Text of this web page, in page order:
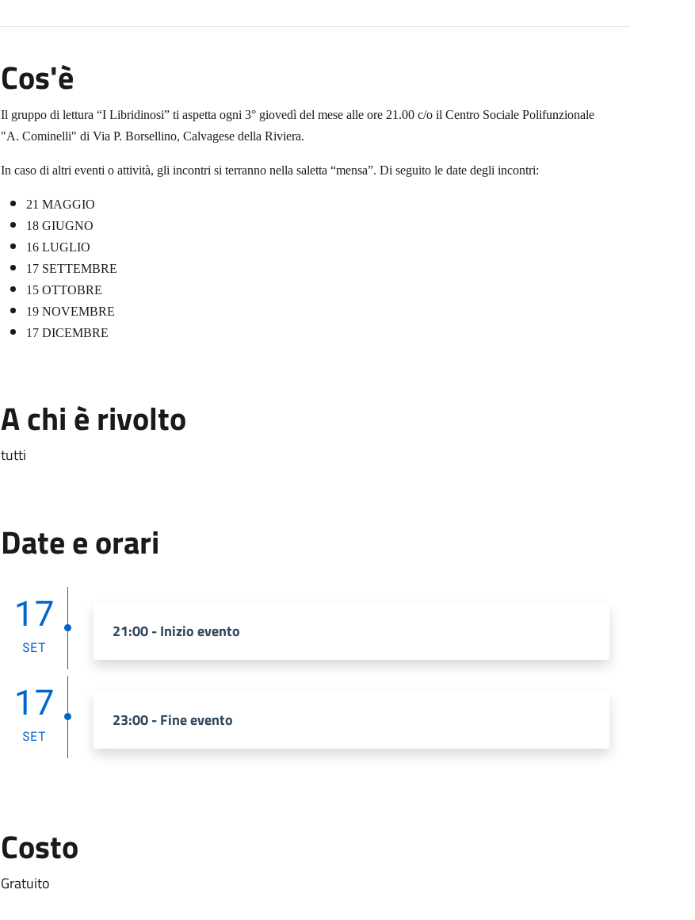
Cos'è
Il gruppo di lettura “I Libridinosi” ti aspetta ogni 3° giovedì del mese alle ore 21.00 c/o il Centro Sociale Polifunzionale
"A. Cominelli" di Via P. Borsellino, Calvagese della Riviera.
In caso di altri eventi o attività, gli incontri si terranno nella saletta “mensa”. Di seguito le date degli incontri:
21 MAGGIO
18 GIUGNO
16 LUGLIO
17 SETTEMBRE
15 OTTOBRE
19 NOVEMBRE
17 DICEMBRE
A chi è rivolto
tutti
Date e orari
17
SET
21:00 - Inizio evento
17
SET
23:00 - Fine evento
Costo
Gratuito